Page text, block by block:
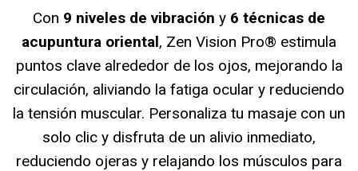
Con 9 niveles de vibración y 6 técnicas de
acupuntura oriental, Zen Vision Pro® estimula
puntos clave alrededor de los ojos, mejorando la
circulación, aliviando la fatiga ocular y reduciendo
la tensión muscular. Personaliza tu masaje con un
solo clic y disfruta de un alivio inmediato,
reduciendo ojeras y relajando los músculos para